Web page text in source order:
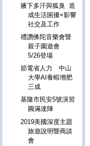
腋下多汗與狐臭 造
成生活困擾×影響
社交及工作
禮讚佛陀音樂會暨
親子園遊會
5/26登場
節電省人力 中山
大學AI養蝦增肥
三成
基隆市民安5號演習
圓滿達陣
2019美國深度主題
旅遊說明暨商談
會